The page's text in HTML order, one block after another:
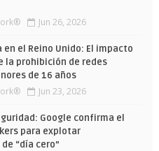
Jun 26, 2026
en el Reino Unido: El impacto
la prohibición de redes
de 16 años
Jun 23, 2026
Google confirma el
para explotar
“día cero”